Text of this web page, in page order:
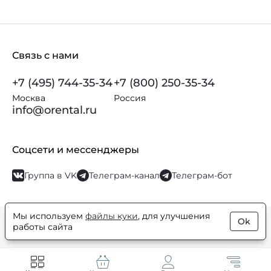
Связь с нами
+7 (495) 744-35-34
Москва
+7 (800) 250-35-34
Россия
info@orental.ru
Соцсети и мессенджеры
Группа в VK Телеграм-канал Телеграм-бот
© Orental.ru 2007–2026Интернет-магазин парфюмерии и
косметики
Мы используем файлы куки, для улучшения
работы сайта
Ok